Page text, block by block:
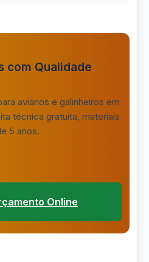
com Qualidade
aviários e galinheiros em
técnica gratuita, materiais
5 anos.
com nossa equipe pelo
Online